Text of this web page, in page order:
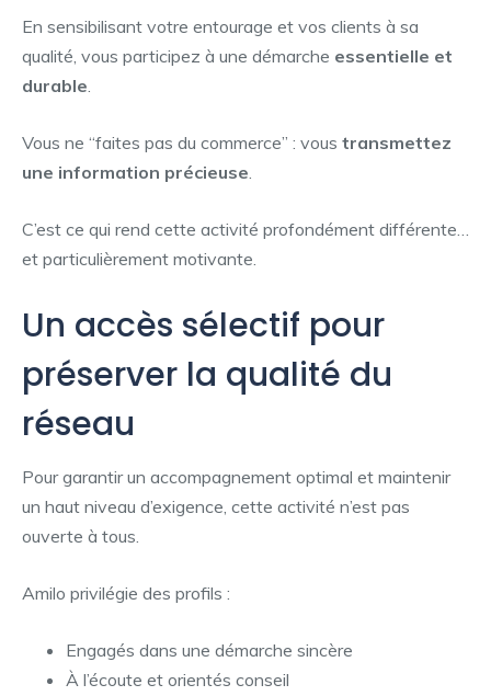
En sensibilisant votre entourage et vos clients à sa
qualité, vous participez à une démarche essentielle et
durable.
Vous ne “faites pas du commerce” : vous transmettez
une information précieuse.
C’est ce qui rend cette activité profondément différente…
et particulièrement motivante.
Un accès sélectif pour
préserver la qualité du
réseau
Pour garantir un accompagnement optimal et maintenir
un haut niveau d’exigence, cette activité n’est pas
ouverte à tous.
Amilo privilégie des profils :
Engagés dans une démarche sincère
À l’écoute et orientés conseil